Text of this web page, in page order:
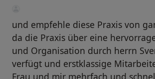
und empfehle diese Praxis von
da die Praxis über eine
und Organisation durch herrn
verfügt und erstklassige